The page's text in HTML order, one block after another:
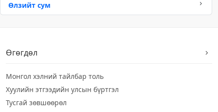
Өлзийт сум
Өгөгдөл
Монгол хэлний тайлбар толь
Хуулийн этгээдийн улсын бүртгэл
Тусгай зөвшөөрөл